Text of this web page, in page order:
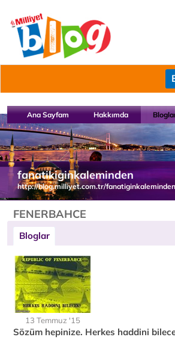
Ana Sayfam Hakkımda
fanatikiginkaleminden
http://blog.milliyet.com.tr/fanatiginkaleminden
FENERBAHCE
Bloglar
13 Temmuz '15
Sözüm hepinize. Herkes haddini